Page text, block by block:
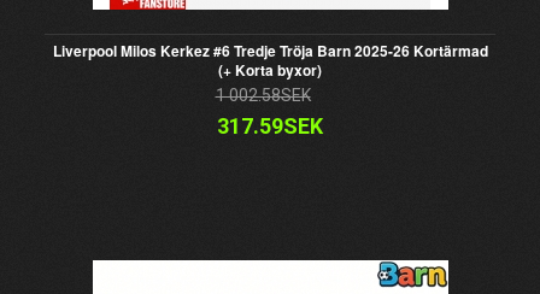
Liverpool Milos Kerkez #6 Tredje Tröja Barn 2025-26 Kortärmad
(+ Korta byxor)
1 002.58SEK
317.59SEK